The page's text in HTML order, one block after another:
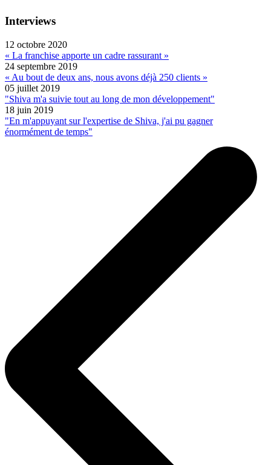
Interviews
12 octobre 2020
« La franchise apporte un cadre rassurant »
24 septembre 2019
« Au bout de deux ans, nous avons déjà 250 clients »
05 juillet 2019
"Shiva m'a suivie tout au long de mon développement"
18 juin 2019
"En m'appuyant sur l'expertise de Shiva, j'ai pu gagner
énormément de temps"